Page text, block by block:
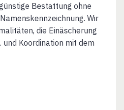
Bestattung ohne
Wir
die Einäscherung
Koordination mit dem